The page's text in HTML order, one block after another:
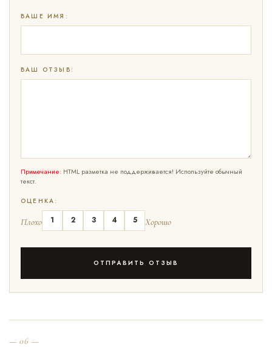
ВАШЕ ИМЯ:
ВАШ ОТЗЫВ:
Примечание: HTML разметка не поддерживается! Используйте обычный
текст.
ОЦЕНКА:
Плохо 1 2 3 4 5 Хорошо
ОТПРАВИТЬ ОТЗЫВ
— 06 —